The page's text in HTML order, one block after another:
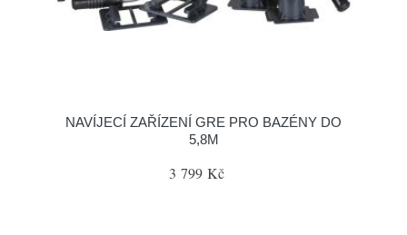
NAVÍJECÍ ZAŘÍZENÍ GRE PRO BAZÉNY DO
5,8M
3 799 Kč